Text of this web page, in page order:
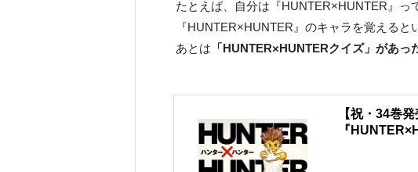
たとえば、自分は『HUNTER×HUNTER』っ
『HUNTER×HUNTER』のキャラを覚えると
あとは 「HUNTER×HUNTERクイズ」があっ
【祝・34巻
『